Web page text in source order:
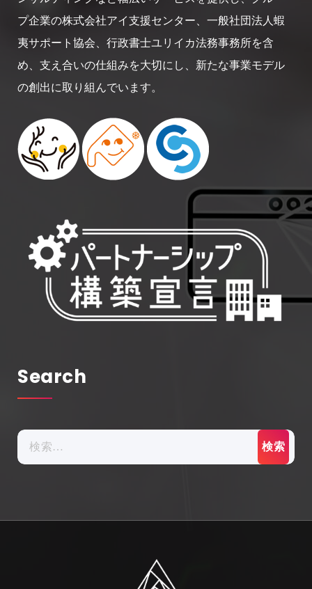
プ企業の株式会社アイ支援センター、一般社団法人蝦
夷サポート協会、行政書士ユリイカ法務事務所を含
め、支え合いの仕組みを大切にし、新たな事業モデル
の創出に取り組んでいます。
Search
検
索: